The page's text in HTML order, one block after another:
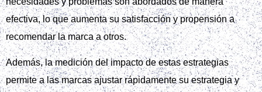
efectiva, lo que aumenta su satisfacción y propensión a
recomendar la marca a otros.
Además, la medición del impacto de estas estrategias
permite a las marcas ajustar rápidamente su estrategia y